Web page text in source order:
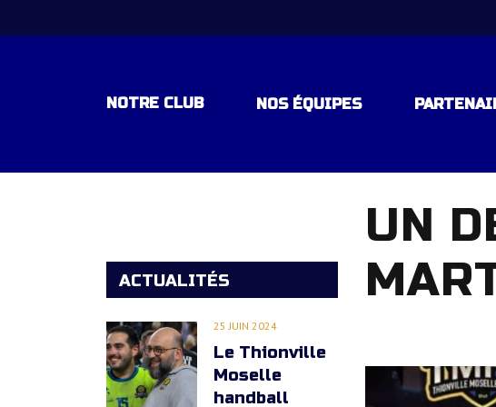
NOTRE CLUB NOS ÉQUIPES
EQUIPE 1 – NATIONALE 1 – POULE 3
EQUIPE ESPOIR – EXCELLENCE
EQUIPE -15 ANS ELITE REGIONAL
UN
ACTUALITÉS
25 JUIN 2024
Le Thionville
Moselle
handball